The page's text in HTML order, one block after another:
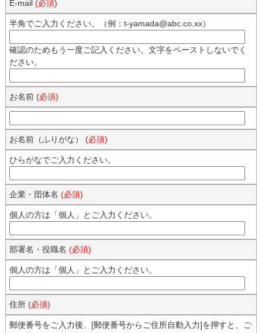
E-mail (必須)
半角でご入力ください。（例：t-yamada@abc.co.xx）
確認のためもう一度ご記入ください。文字をペーストしないでく
ださい。
お名前 (必須)
お名前（ふりがな） (必須)
ひらがなでご入力ください。
企業・団体名 (必須)
個人の方は「個人」とご入力ください。
部署名・役職名 (必須)
個人の方は「個人」とご入力ください。
住所 (必須)
郵便番号をご入力後、[郵便番号からご住所自動入力]を押すと、ご